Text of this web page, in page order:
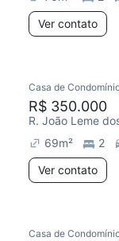
Ver contato
Casa de
R$ 350.000
R. João Leme
69m² 2
Ver contato
Casa de